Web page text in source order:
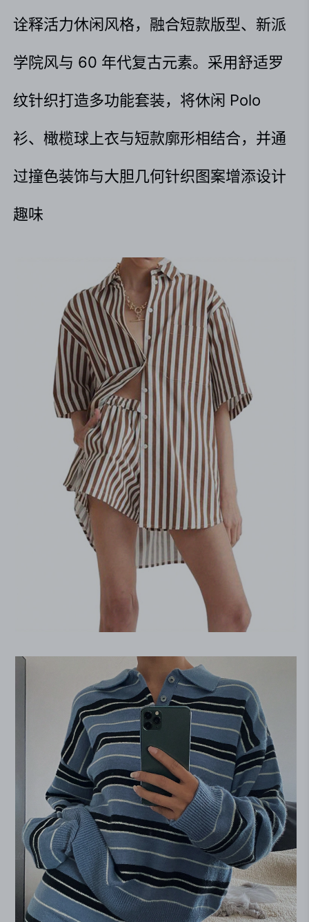
诠释活力休闲风格，融合短款版型、新派
学院风与 60 年代复古元素。采用舒适罗
纹针织打造多功能套装，将休闲 Polo
衫、橄榄球上衣与短款廓形相结合，并通
过撞色装饰与大胆几何针织图案增添设计
趣味